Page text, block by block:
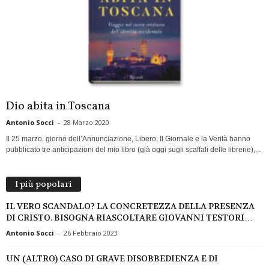
Dio abita in Toscana
Antonio Socci - 28 Marzo 2020
Il 25 marzo, giorno dell’Annunciazione, Libero, Il Giornale e la Verità hanno
pubblicato tre anticipazioni del mio libro (già oggi sugli scaffali delle librerie),...
I più popolari
IL VERO SCANDALO? LA CONCRETEZZA DELLA PRESENZA
DI CRISTO. BISOGNA RIASCOLTARE GIOVANNI TESTORI…
Antonio Socci - 26 Febbraio 2023
UN (ALTRO) CASO DI GRAVE DISOBBEDIENZA E DI